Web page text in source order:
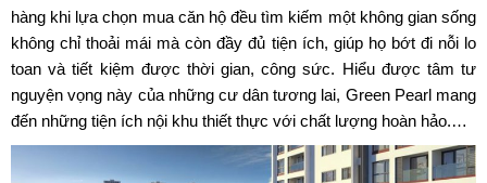
hàng khi lựa chọn mua căn hộ đều tìm kiếm một không gian sống
không chỉ thoải mái mà còn đầy đủ tiện ích, giúp họ bớt đi nỗi lo
toan và tiết kiệm được thời gian, công sức. Hiểu được tâm tư
nguyện vọng này của những cư dân tương lai, Green Pearlmang
đến những tiện ích nội khu thiết thực với chất lượng hoàn hảo.…